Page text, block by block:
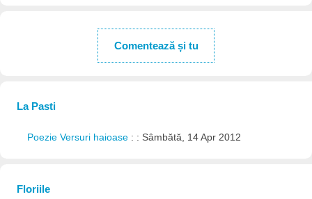
Comentează și tu
La Pasti
Poezie Versuri haioase : : Sâmbătă, 14 Apr 2012
Floriile